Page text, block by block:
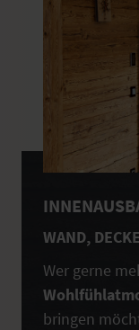
WAND,
Wer gerne
bringen